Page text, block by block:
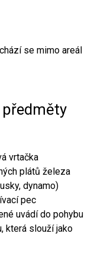
se mimo areál
vrtačka
plátů železa
dynamo)
pec
uvádí do pohybu
která slouží jako